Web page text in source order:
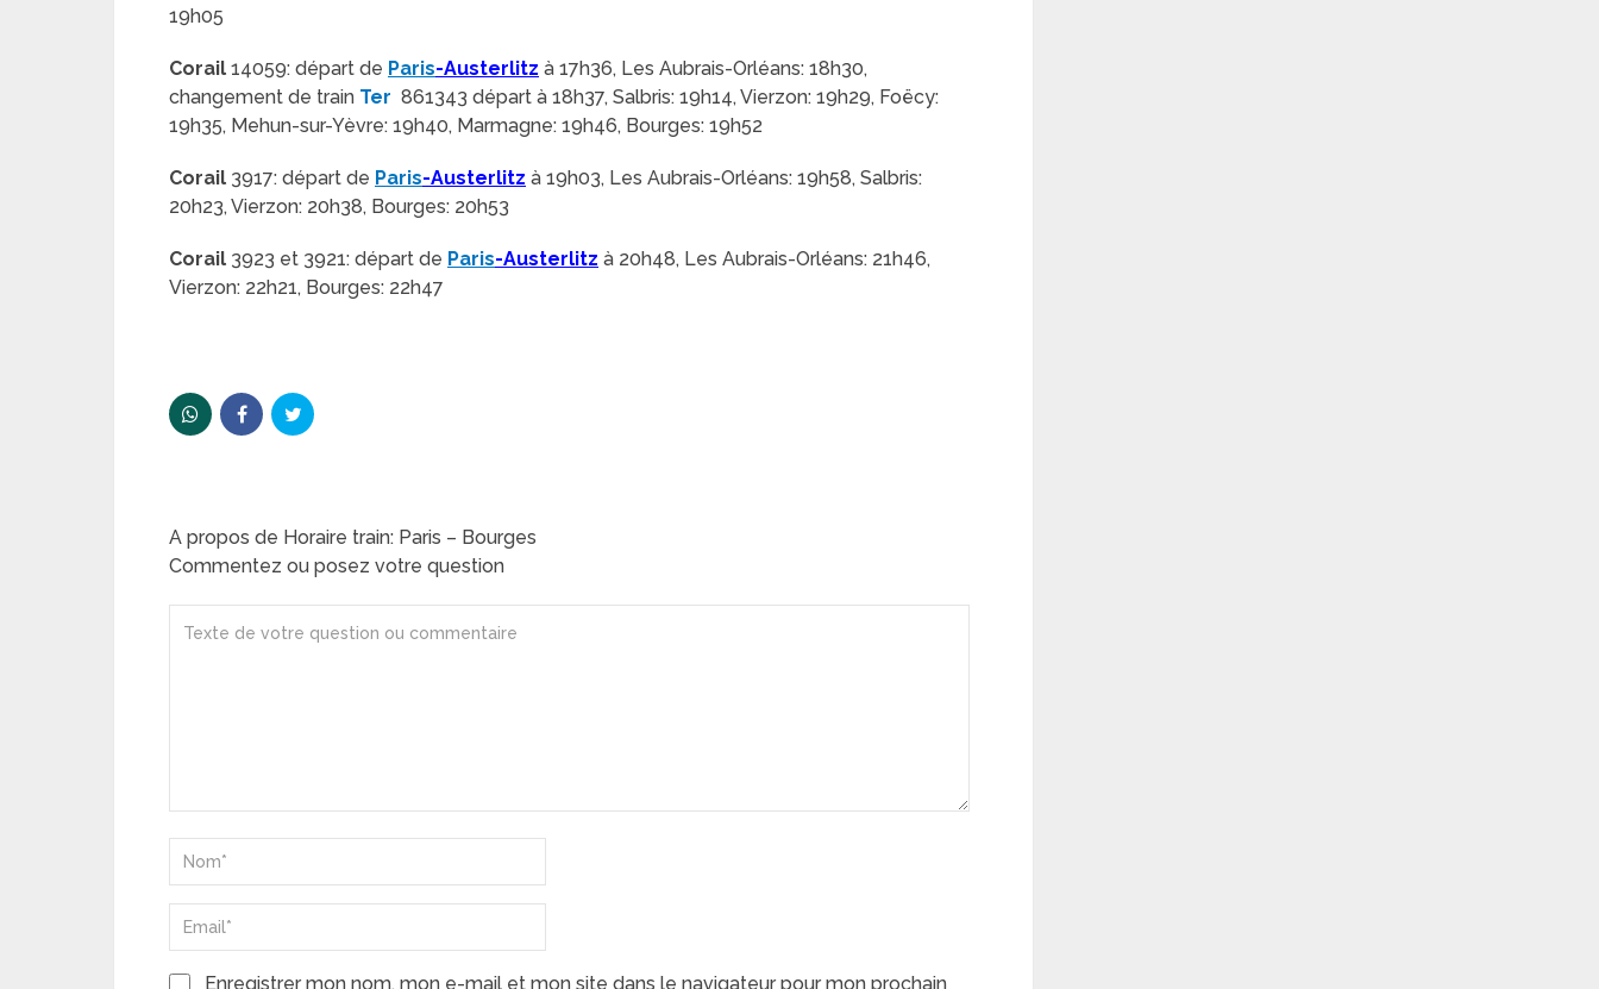
19h05
Corail 14059: départ de Paris-Austerlitz à 17h36, Les Aubrais-Orléans: 18h30,
changement de train Ter 861343 départ à 18h37, Salbris: 19h14, Vierzon: 19h29, Foëcy:
19h35, Mehun-sur-Yèvre: 19h40, Marmagne: 19h46, Bourges: 19h52
Corail 3917: départ de Paris-Austerlitz à 19h03, Les Aubrais-Orléans: 19h58, Salbris:
20h23, Vierzon: 20h38, Bourges: 20h53
Corail 3923 et 3921: départ de Paris-Austerlitz à 20h48, Les Aubrais-Orléans: 21h46,
Vierzon: 22h21, Bourges: 22h47
A propos de Horaire train: Paris – Bourges
Commentez ou posez votre question
Enregistrer mon nom, mon e-mail et mon site dans le navigateur pour mon prochain